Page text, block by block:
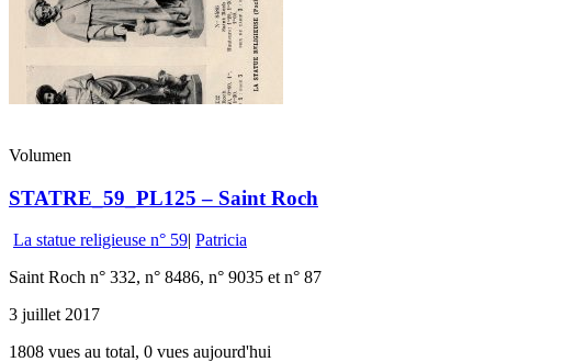
Volumen
STATRE_59_PL125 – Saint Roch
La statue religieuse n° 59| Patricia
Saint Roch n° 332, n° 8486, n° 9035 et n° 87
3 juillet 2017
1808 vues au total, 0 vues aujourd'hui